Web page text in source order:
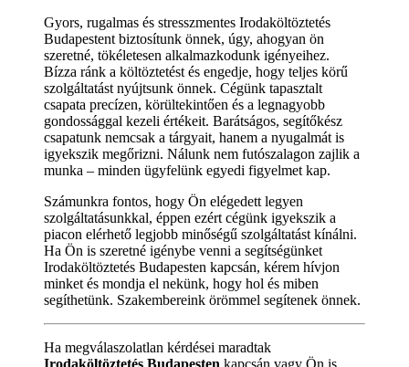
Gyors, rugalmas és stresszmentes Irodaköltöztetés
Budapestent biztosítunk önnek, úgy, ahogyan ön
szeretné, tökéletesen alkalmazkodunk igényeihez.
Bízza ránk a költöztetést és engedje, hogy teljes körű
szolgáltatást nyújtsunk önnek. Cégünk tapasztalt
csapata precízen, körültekintően és a legnagyobb
gondossággal kezeli értékeit. Barátságos, segítőkész
csapatunk nemcsak a tárgyait, hanem a nyugalmát is
igyekszik megőrizni. Nálunk nem futószalagon zajlik a
munka – minden ügyfelünk egyedi figyelmet kap.
Számunkra fontos, hogy Ön elégedett legyen
szolgáltatásunkkal, éppen ezért cégünk igyekszik a
piacon elérhető legjobb minőségű szolgáltatást kínálni.
Ha Ön is szeretné igénybe venni a segítségünket
Irodaköltöztetés Budapesten kapcsán, kérem hívjon
minket és mondja el nekünk, hogy hol és miben
segíthetünk. Szakembereink örömmel segítenek önnek.
Ha megválaszolatlan kérdései maradtak
Irodaköltöztetés Budapesten kapcsán vagy Ön is